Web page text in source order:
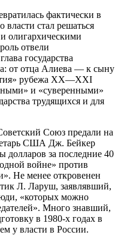
фактически в
стал решаться
олигархическими
отвели
государства
от отца Алиева — к сыну
рубежа XX—XXI
и «суверенными»
трудящихся и для
Союз предали на
США Дж. Бейкер
долларов за последние 40
войне» против
Не менее откровенен
Л. Ларуш, заявлявший,
«которых можно
Много знавший,
в 1980-х годах в
у власти в России.